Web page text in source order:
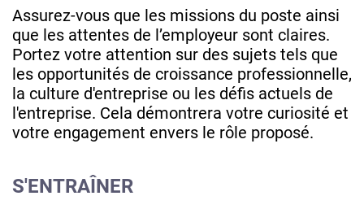
Assurez-vous que les missions du poste ainsi
que les attentes de l’employeur sont claires.
Portez votre attention sur des sujets tels que
les opportunités de croissance professionnelle,
la culture d'entreprise ou les défis actuels de
l'entreprise. Cela démontrera votre curiosité et
votre engagement envers le rôle proposé.
S'ENTRAÎNER